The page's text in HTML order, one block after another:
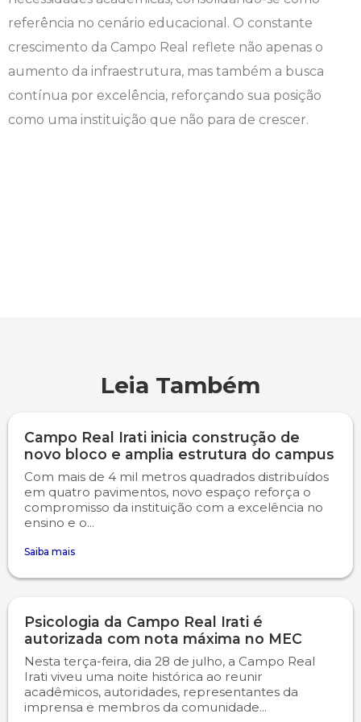
referência no cenário educacional. O constante
crescimento da Campo Real reflete não apenas o
aumento da infraestrutura, mas também a busca
contínua por excelência, reforçando sua posição
como uma instituição que não para de crescer.
Leia Também
Campo Real Irati inicia construção de
novo bloco e amplia estrutura do campus
Com mais de 4 mil metros quadrados distribuídos
em quatro pavimentos, novo espaço reforça o
compromisso da instituição com a excelência no
ensino e o...
Saiba mais
Psicologia da Campo Real Irati é
autorizada com nota máxima no MEC
Nesta terça-feira, dia 28 de julho, a Campo Real
Irati viveu uma noite histórica ao reunir
acadêmicos, autoridades, representantes da
imprensa e membros da comunidade...
Minha Biblioteca
Segunda Chamada
Seguro Escolar
Portal do Egresso
Programa de Monitoria